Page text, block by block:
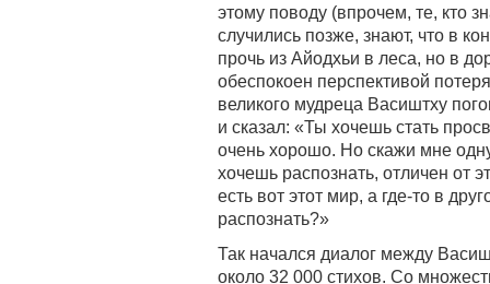
этому поводу (впрочем, те, кто
случились позже, знают, что в
прочь из Айодхьи в леса, но в
обеспокоен перспективой
великого мудреца Васиштху
и сказал: «Ты хочешь стать
очень хорошо. Но скажи мне
хочешь распознать, отличен от
есть вот этот мир, а где-то в
распознать?»
Так начался диалог между
около 32 000 стихов. Со